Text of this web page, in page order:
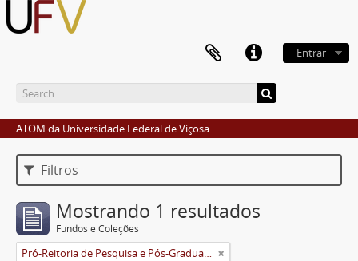
Entrar
ATOM da Universidade Federal de Viçosa
Filtros
Mostrando 1 resultados
Fundos e Coleções
Pró-Reitoria de Pesquisa e Pós-Graduação